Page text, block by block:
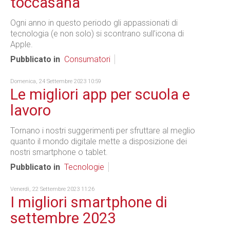
Ogni anno in questo periodo gli appassionati di
tecnologia (e non solo) si scontrano sull’icona di
Apple.
Pubblicato in Consumatori
Domenica, 24 Settembre 2023 10:59
Le migliori app per scuola e
lavoro
Tornano i nostri suggerimenti per sfruttare al meglio
quanto il mondo digitale mette a disposizione dei
nostri smartphone o tablet.
Pubblicato in Tecnologie
Venerdì, 22 Settembre 2023 11:26
I migliori smartphone di
settembre 2023